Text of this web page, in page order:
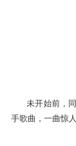
未开始前，
手歌曲，一曲惊人